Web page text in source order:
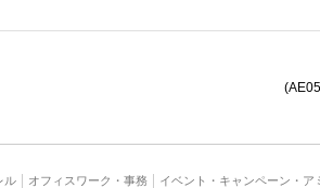
ル オフィスワーク・事務 イベント・キャンペーン・ア